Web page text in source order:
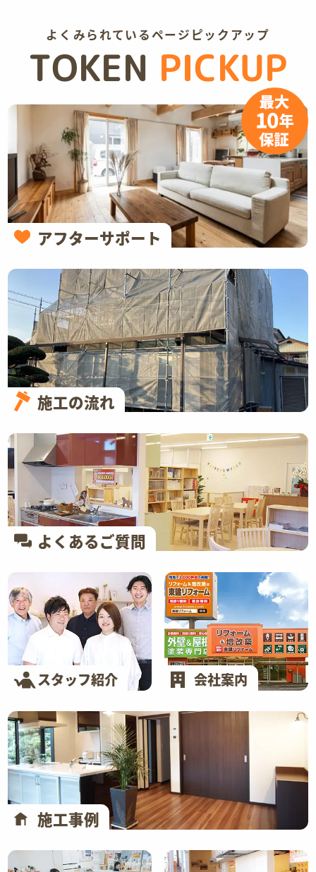
よくみられているページピックアップ
TOKEN PICKUP
アフターサポート
施工の流れ
よくあるご質問
スタッフ紹介 会社案内
施工事例